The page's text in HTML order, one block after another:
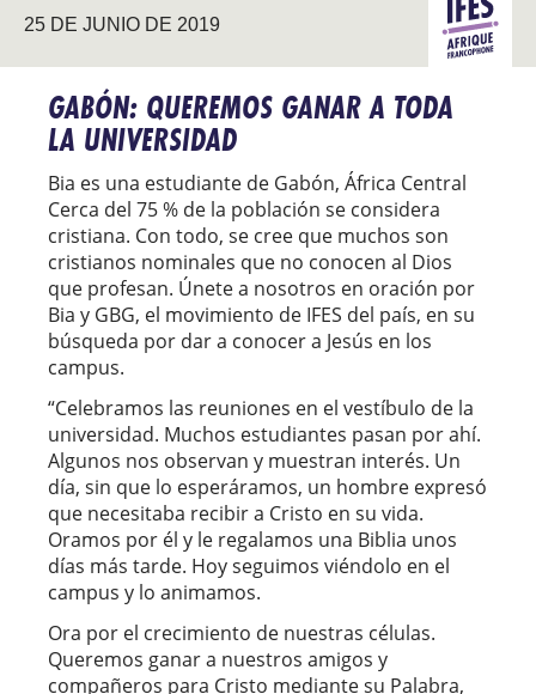
25 DE JUNIO DE 2019
ÁFRICA
GABÓN: QUEREMOS GANAR A TODA
LA UNIVERSIDAD
Bia es una estudiante de Gabón, África Central
Cerca del 75 % de la población se considera
cristiana. Con todo, se cree que muchos son
cristianos nominales que no conocen al Dios
que profesan. Únete a nosotros en oración por
Bia y GBG, el movimiento de IFES del país, en su
búsqueda por dar a conocer a Jesús en los
campus.
“Celebramos las reuniones en el vestíbulo de la
universidad. Muchos estudiantes pasan por ahí.
Algunos nos observan y muestran interés. Un
día, sin que lo esperáramos, un hombre expresó
que necesitaba recibir a Cristo en su vida.
Oramos por él y le regalamos una Biblia unos
días más tarde. Hoy seguimos viéndolo en el
campus y lo animamos.
Ora por el crecimiento de nuestras células.
Queremos ganar a nuestros amigos y
compañeros para Cristo mediante su Palabra,